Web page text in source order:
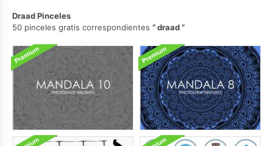
Draad Pinceles
50 pinceles gratis correspondientes
draad